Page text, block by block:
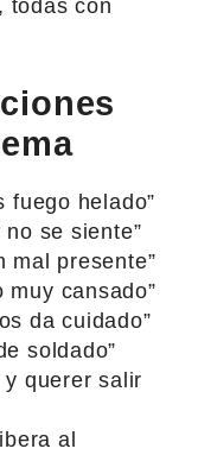
todas con
fuego helado”
se siente”
mal presente”
muy cansado”
da cuidado”
soldado”
y querer salir
al